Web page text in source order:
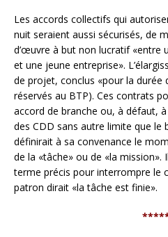
Les accords collectifs qui
nuit seraient aussi sécurisés, de
d’œuvre à but non lucratif «entre
et une jeune entreprise».
de projet, conclus «pour la durée
réservés au BTP). Ces contrats
accord de branche ou, à défaut,
des CDD sans autre limite que le
définirait à sa convenance le
de la «tâche» ou de «la mission».
terme précis pour interrompre le
patron dirait «la tâche est finie».